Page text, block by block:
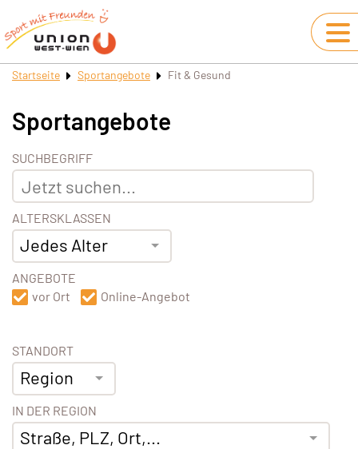
Startseite Sportangebote Fit & Gesund
Sportangebote
SUCHBEGRIFF
ALTERSKLASSEN
Jedes Alter
ANGEBOTE
vor Ort
Online-Angebot
STANDORT
Region
IN DER REGION
Straße, PLZ, Ort,...